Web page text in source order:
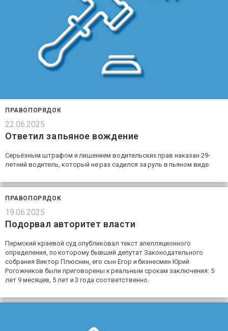
ПРАВОПОРЯДОК
22.06.2025
Ответил за пьяное вождение
Серьёзным штрафом и лишением водительских прав наказан 29-
летний водитель, который не раз садился за руль в пьяном виде.
ПРАВОПОРЯДОК
19.06.2025
Подорвал авторитет власти
Пермский краевой суд опубликовал текст апелляционного
определения, по которому бывший депутат Законодательного
собрания Виктор Плюснин, его сын Егор и бизнесмен Юрий
Рогожников были приговорены к реальным срокам заключения: 5
лет 9 месяцев, 5 лет и 3 года соответственно.